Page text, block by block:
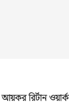
রির্টান